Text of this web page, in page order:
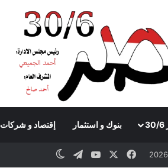
بنوك و استثمار إقتصاد و شركات
Facebook
YouTube
Telegram